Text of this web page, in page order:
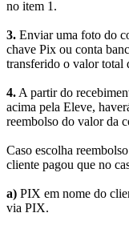
no item 1.
3. Enviar uma foto do
chave Pix ou conta
transferido o valor total
4. A partir do
acima pela Eleve,
reembolso do valor da
Caso escolha
cliente pagou que no
a) PIX em nome do
via PIX.